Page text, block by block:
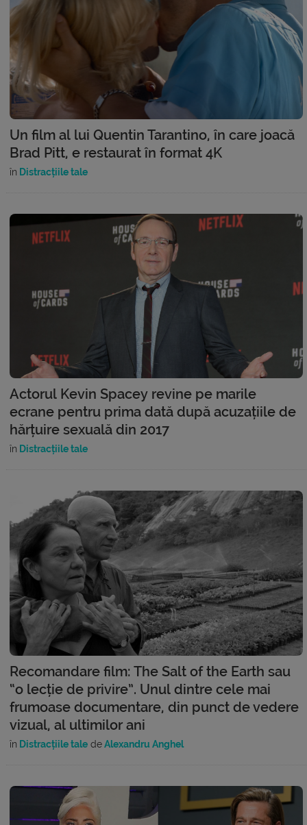
Un film al lui Quentin Tarantino, în care joacă
Brad Pitt, e restaurat în format 4K
în Distracțiile tale
Actorul Kevin Spacey revine pe marile
ecrane pentru prima dată după acuzațiile de
hărțuire sexuală din 2017
în Distracțiile tale
Recomandare film: The Salt of the Earth sau
“o lecție de privire”. Unul dintre cele mai
frumoase documentare, din punct de vedere
vizual, al ultimilor ani
în Distracțiile tale deAlexandru Anghel